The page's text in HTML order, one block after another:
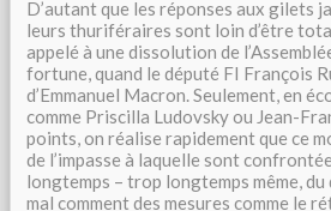
D’autant que les réponses aux gilets
leurs thuriféraires sont loin d’être
appelé à une dissolution de
fortune, quand le député FI François
d’Emmanuel Macron. Seulement, en
comme Priscilla Ludovsky ou Jean-
points, on réalise rapidement que ce
de l’impasse à laquelle sont
longtemps – trop longtemps même,
mal comment des mesures comme le